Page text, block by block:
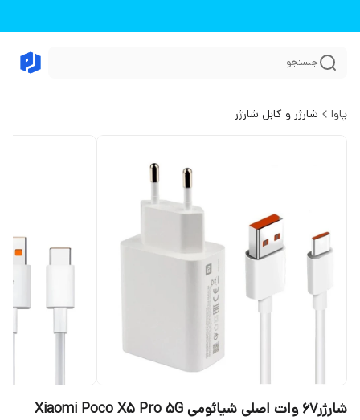
جستجو
پاوا شارژر و کابل شارژر
شارژر۶۷ وات اصلی شیائومی Xiaomi Poco X5 Pro 5G